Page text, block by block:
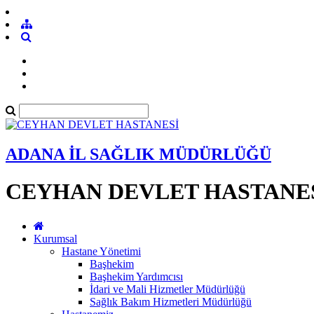
ADANA İL SAĞLIK MÜDÜRLÜĞÜ
CEYHAN DEVLET
Kurumsal
Hastane Yönetimi
Başhekim
Başhekim Yardımcısı
İdari ve Mali Hizmetler Müdürlüğü
Sağlık Bakım Hizmetleri Müdürlüğü